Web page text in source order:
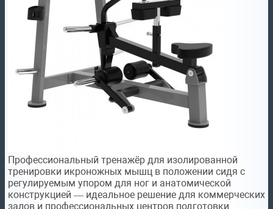
Профессиональный тренажёр для изолированной
тренировки икроножных мышц в положении сидя с
регулируемым упором для ног и анатомической
конструкцией — идеальное решение для коммерческих
залов и профессиональных центров подготовки